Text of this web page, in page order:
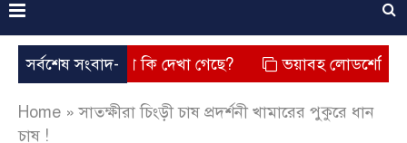
সর্বশেষ সংবাদ-
তার চেহারা কি দেখা গেছে? ভয়াবহ লোডশেডিং, বিদ্যুত –
Home »সাতক্ষীরা চিংড়ী চাষ প্রদর্শনী খামারের পুকুরে ধান
চাষ !